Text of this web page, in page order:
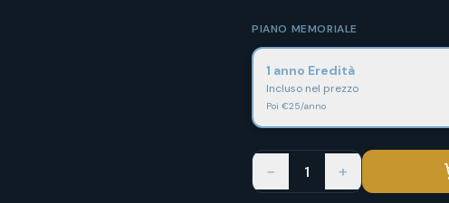
PIANO MEMORIALE
1 anno Eredità
Incluso nel prezzo
Poi €25/anno
− 1 +